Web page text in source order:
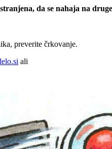
da se nahaja na
preverite črkovanje.
ali